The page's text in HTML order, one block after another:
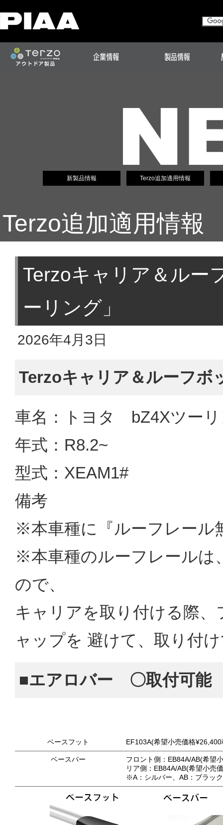
新製品情報 Terzo追加適用情報
Terzo追加適用情報
Terzoキャリア＆ルー
ーリング」
2026年4月3日
Terzoキャリア＆ルーフボ
車名：トヨタ bZ4Xツー
年式：R8.2~
型式：XEAM1#
備考
※本車種に『ルーフレール
※本車種のルーフレールは
ので、
キャリアを取り付ける際
ャップを 避けて、取り付
■エアロバー 〇取付可能
ベースフット EF103A(希望小売価格
ベースバー
フロント側：EB84A/AB(希望
リア側：EB84A/AB(希望小売
※A：シルバー、AB：ブラッ